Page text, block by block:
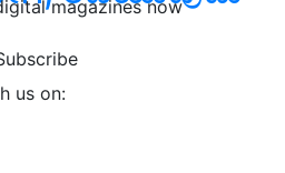
magazines now
us on: